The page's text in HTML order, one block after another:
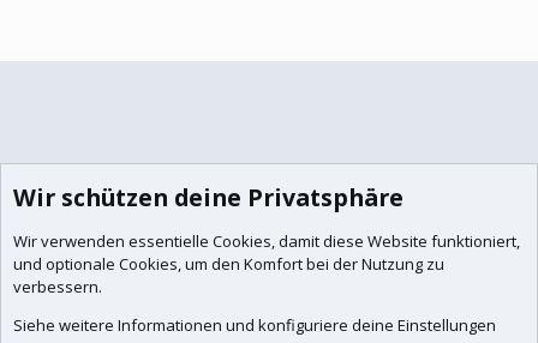
Wir schützen deine Privatsphäre
Wir verwenden essentielle Cookies, damit diese Website funktioniert,
und optionale Cookies, um den Komfort bei der Nutzung zu
verbessern.
Siehe weitere Informationen und konfiguriere deine Einstellungen